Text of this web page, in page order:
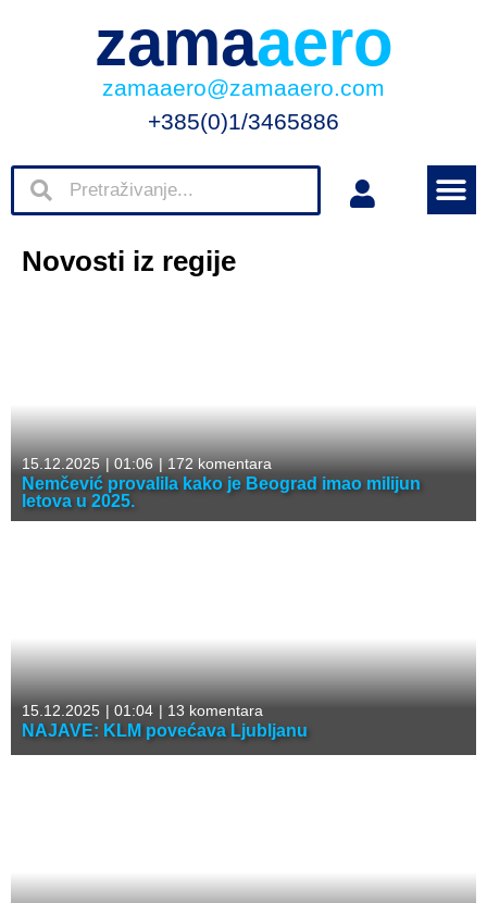
zamaaero
zamaaero@zamaaero.com
+385(0)1/3465886
Novosti iz regije
15.12.2025 |01:06 |172 komentara
Nemčević provalila kako je Beograd imao milijun
letova u 2025.
15.12.2025 | 01:04 | 13 komentara
NAJAVE: KLM povećava Ljubljanu